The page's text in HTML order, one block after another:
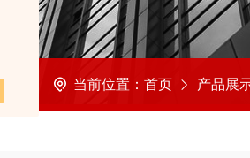
当前位置： 首页 产品展